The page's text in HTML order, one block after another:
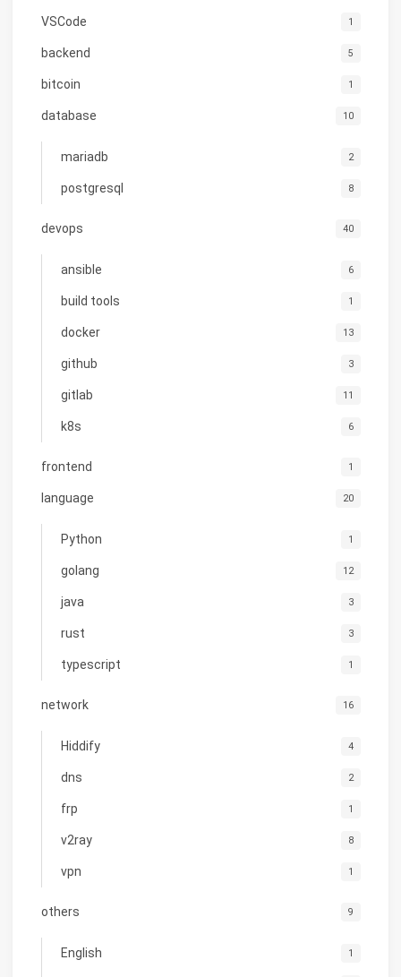
VSCode 1
backend 5
bitcoin 1
database 10
mariadb 2
postgresql 8
devops 40
ansible 6
build tools 1
docker 13
github 3
gitlab 11
k8s 6
frontend 1
language 20
Python 1
golang 12
java 3
rust 3
typescript 1
network 16
Hiddify 4
dns 2
frp 1
v2ray 8
vpn 1
others 9
English 1